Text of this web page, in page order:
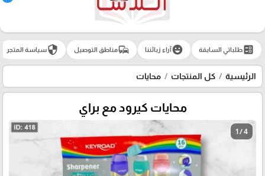
ballotطلباتي السابقة emoji_emotionsآراء زبائننا commuteمناطق التوصيل securityسياسة المتجر
الرئيسية كل المنتجات محايات
محايات كيرود مع براي
1 / 4